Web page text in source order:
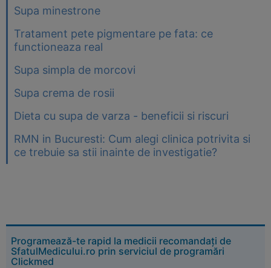
Supa minestrone
Tratament pete pigmentare pe fata: ce
functioneaza real
Supa simpla de morcovi
Supa crema de rosii
Dieta cu supa de varza - beneficii si riscuri
RMN in Bucuresti: Cum alegi clinica potrivita si
ce trebuie sa stii inainte de investigatie?
Programează-te rapid la medicii recomandați de
SfatulMedicului.ro prin serviciul de programări
Clickmed